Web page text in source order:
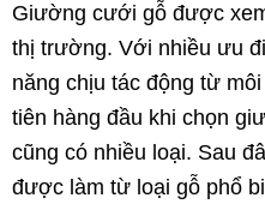
Giường cưới gỗ được
thị trường. Với nhiều ưu
năng chịu tác động từ
tiên hàng đầu khi chọn
cũng có nhiều loại. Sau
được làm từ loại gỗ phổ